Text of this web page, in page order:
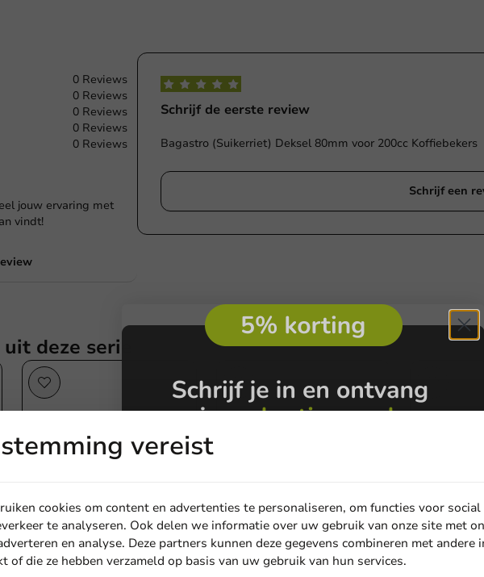
0 Reviews
0 Reviews
0 Reviews
0 Reviews
0 Reviews
jouw ervaring met
vindt!
Schrijf de eerste review
Bagastro (Suikerriet) Deksel 80mm voor 200cc Koffiebekers
Schrijf een
deze serie
vereist
cookies om content en advertenties te personaliseren, om functies voor social
te analyseren. Ook delen we informatie over uw gebruik van onze site met
en analyse. Deze partners kunnen deze gegevens combineren met andere
of die ze hebben verzameld op basis van uw gebruik van hun services.
Email